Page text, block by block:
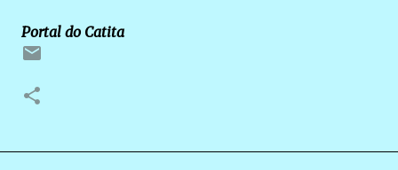
Portal do Catita